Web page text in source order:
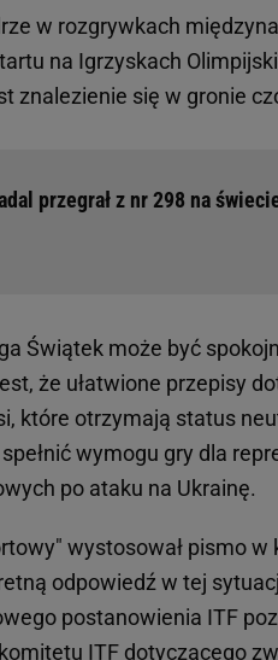
w rozgrywkach
na Igrzyskach
znalezienie się w gronie
przegrał z nr 298 na
Świątek może być
że ułatwione przepisy
które otrzymają status
wymogu gry dla
po ataku na Ukrainę.
wystosował pismo
odpowiedź w tej
postanowienia ITF
ITF dotyczącego